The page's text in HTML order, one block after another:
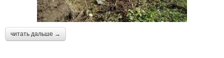
читать дальше →